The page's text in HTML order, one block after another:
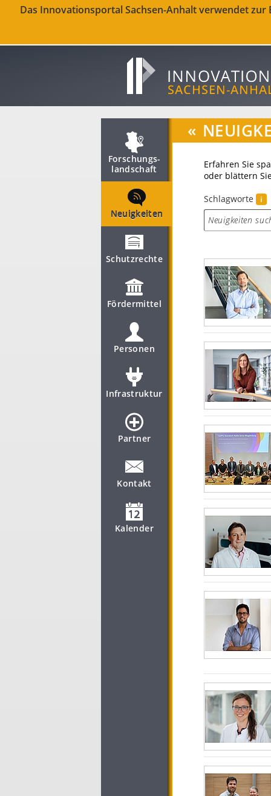
Das Innovationsportal Sachsen-Anhalt verwendet
Forschungs­
landschaft
Neuigkeiten
Schutzrechte
Fördermittel
Personen
Infrastruktur
Partner
Kontakt
Kalender
«
Erfahren Sie
oder blättern
Schlagworte
i